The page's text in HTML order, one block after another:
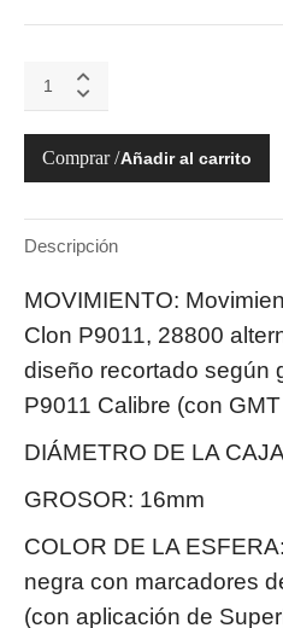
Panerai
Luminor
Rossa
Carbotech
PAM01039
Añadir al carrito
Descripción
MOVIMIENTO:
Clon P9011, 28800
diseño recortado según
P9011 Calibre (con
DIÁMETRO DE LA
GROSOR: 16mm
COLOR DE LA
negra con marcadores
(con aplicación de